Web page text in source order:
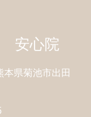
安心院
県菊池市出田